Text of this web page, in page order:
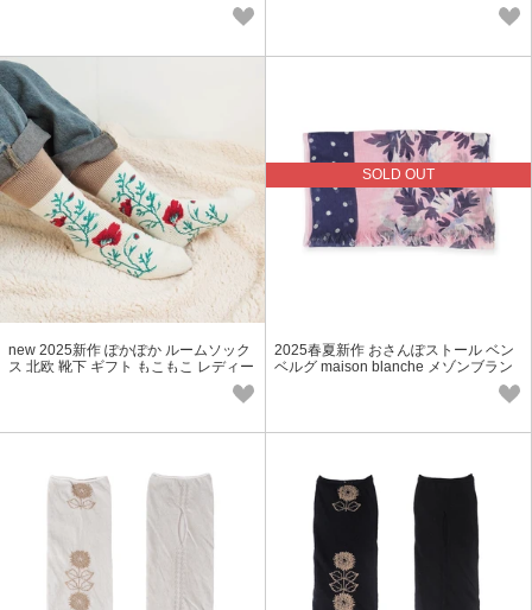
new 2025新作 ぽかぽか ルームソック
ス 北欧 靴下 ギフト もこもこ レディー
SOLD OUT
2025春夏新作 おさんぽストール ベン
ベルグ maison blanche メゾンブラン